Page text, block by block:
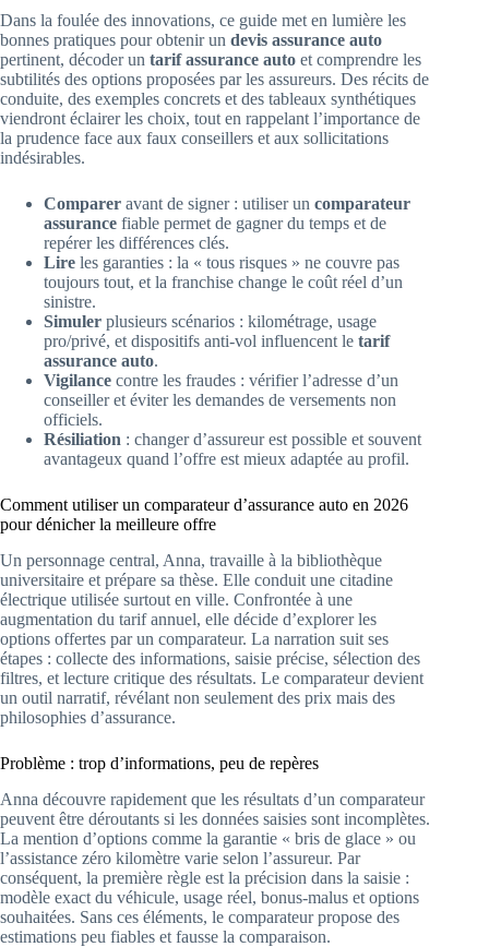
Dans la foulée des innovations, ce guide met en lumière les
bonnes pratiques pour obtenir un devis assurance auto
pertinent, décoder un tarif assurance auto et comprendre les
subtilités des options proposées par les assureurs. Des récits de
conduite, des exemples concrets et des tableaux synthétiques
viendront éclairer les choix, tout en rappelant l’importance de
la prudence face aux faux conseillers et aux sollicitations
indésirables.
Comparer avant de signer : utiliser un comparateur
assurance fiable permet de gagner du temps et de
repérer les différences clés.
Lire les garanties : la « tous risques » ne couvre pas
toujours tout, et la franchise change le coût réel d’un
sinistre.
Simuler plusieurs scénarios : kilométrage, usage
pro/privé, et dispositifs anti-vol influencent le tarif
assurance auto.
Vigilance contre les fraudes : vérifier l’adresse d’un
conseiller et éviter les demandes de versements non
officiels.
Résiliation : changer d’assureur est possible et souvent
avantageux quand l’offre est mieux adaptée au profil.
Comment utiliser un comparateur d’assurance auto en 2026
pour dénicher la meilleure offre
Un personnage central, Anna, travaille à la bibliothèque
universitaire et prépare sa thèse. Elle conduit une citadine
électrique utilisée surtout en ville. Confrontée à une
augmentation du tarif annuel, elle décide d’explorer les
options offertes par un comparateur. La narration suit ses
étapes : collecte des informations, saisie précise, sélection des
filtres, et lecture critique des résultats. Le comparateur devient
un outil narratif, révélant non seulement des prix mais des
philosophies d’assurance.
Problème : trop d’informations, peu de repères
Anna découvre rapidement que les résultats d’un comparateur
peuvent être déroutants si les données saisies sont incomplètes.
La mention d’options comme la garantie « bris de glace » ou
l’assistance zéro kilomètre varie selon l’assureur. Par
conséquent, la première règle est la précision dans la saisie :
modèle exact du véhicule, usage réel, bonus-malus et options
souhaitées. Sans ces éléments, le comparateur propose des
estimations peu fiables et fausse la comparaison.